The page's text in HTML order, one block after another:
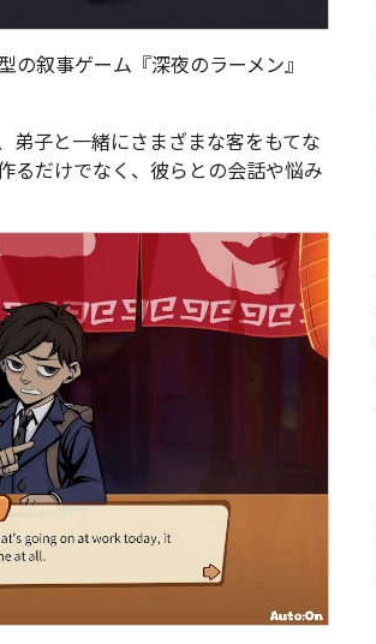
叙事ゲーム『深夜のラーメン』
弟子と一緒にさまざまな客をもてな
るだけでなく、彼らとの会話や悩み